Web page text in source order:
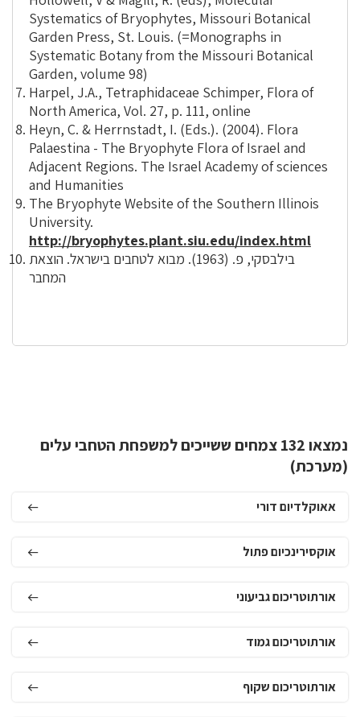
Systematics of Bryophytes, Missouri Botanical
Garden Press, St. Louis. (=Monographs in
Systematic Botany from the Missouri Botanical
Garden, volume 98)
Harpel, J.A., Tetraphidaceae Schimper, Flora of
North America, Vol. 27, p. 111, online
Heyn, C. & Herrnstadt, I. (Eds.). (2004). Flora
Palaestina - The Bryophyte Flora of Israel and
Adjacent Regions. The Israel Academy of sciences
and Humanities
The Bryophyte Website of the Southern Illinois
University.
http://bryophytes.plant.siu.edu/index.html
בילבסקי, פ. (1963). מבוא לטחבים בישראל. הוצאת
המחבר
נמצאו 132 צמחים ששייכים למשפחת הטחבי עלים
(מערכת)
אאוקלדיום דורי
אוקסירינכיום פתול
אורתוטריכום גביעוני
אורתוטריכום גמוד
אורתוטריכום שקוף